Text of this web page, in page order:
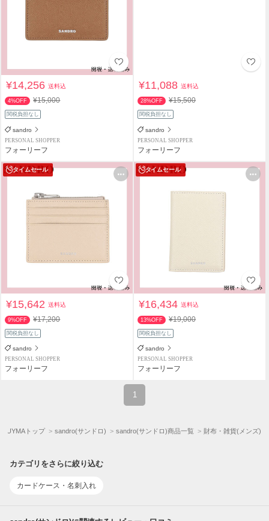
¥14,256送料込
4%OFF ¥15,000
関税負担なし
sandro
PERSONAL SHOPPER
フォーリーフ
¥11,088送料込
28%OFF ¥15,500
関税負担なし
sandro
PERSONAL SHOPPER
フォーリーフ
タイムセール
¥15,642送料込
9%OFF ¥17,200
関税負担なし
sandro
PERSONAL SHOPPER
フォーリーフ
タイムセール
¥16,434送料込
13%OFF ¥19,000
関税負担なし
sandro
PERSONAL SHOPPER
フォーリーフ
1
BUYMAトップ sandro(サンドロ) sandro(サンドロ)商品一覧 財布・雑貨(メンズ)
カテゴリをさらに絞り込む
カードケース・名刺入れ